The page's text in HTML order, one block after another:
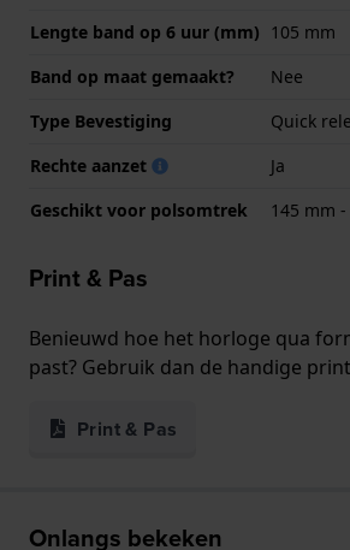
Lengte band op 6 uur (mm) 105 mm
Band op maat gemaakt?
Nee
Type Bevestiging
Quick
Rechte aanzet
Ja
Geschikt voor polsomtrek
145 mm
Print & Pas
Benieuwd hoe het horloge qua
past? Gebruik dan de handige
Print & Pas
Onlangs bekeken